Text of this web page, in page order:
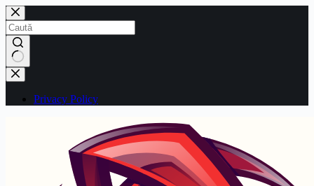
Sari
la
conținut
Niciun
rezultat
Privacy Policy